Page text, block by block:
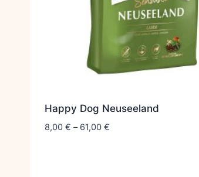
Happy Dog Neuseeland
8,00 € – 61,00 €